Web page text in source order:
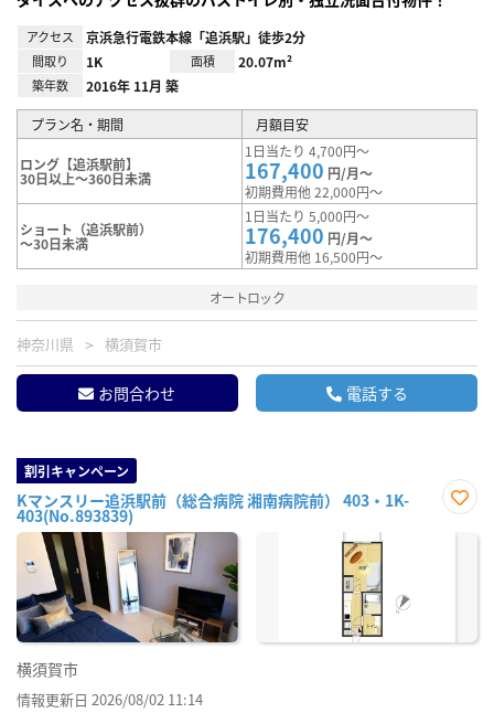
アクセス 京浜急行電鉄本線「追浜駅」徒歩2分
間取り 1K 面積 20.07m²
築年数 2016年 11月 築
プラン名・期間 月額目安
ロング【追浜駅前】
30日以上～360日未満
1日当たり 4,700円～
167,400 円/月～
初期費用他 22,000円～
ショート（追浜駅前）
～30日未満
1日当たり 5,000円～
176,400 円/月～
初期費用他 16,500円～
オートロック
神奈川県 横須賀市
お問合わせ 電話する
割引キャンペーン
Kマンスリー追浜駅前（総合病院 湘南病院前） 403・1K-
403(No.893839)
に入
横須賀市
情報更新日 2026/08/02 11:14